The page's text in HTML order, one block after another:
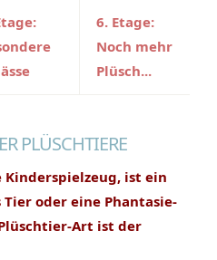
6. Etage:
Noch mehr
Plüsch...
PLÜSCHTIERE
ist ein
oder eine Phantasie-
Art ist der